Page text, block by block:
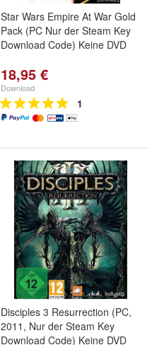
Star Wars Empire At War Gold
Pack (PC Nur der Steam Key
Download Code) Keine DVD
18,95 €
Download
1
Disciples 3 Resurrection (PC,
2011, Nur der Steam Key
Download Code) Keine DVD